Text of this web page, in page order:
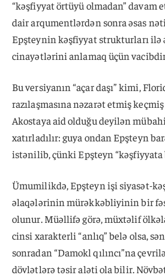
“kəşfiyyat örtüyü olmadan” davam
dair arqumentlərdən sonra əsas
Epşteynin kəşfiyyat strukturları ilə
cinayətlərini anlamaq üçün
Bu versiyanın “açar daşı” kimi,
razılaşmasına nəzarət etmiş
Akostaya aid olduğu deyilən
xatırladılır: guya ondan Epşteyn
istənilib, çünki Epşteyn “kəşfiyyata
Ümumilikdə, Epşteyn işi siyasət-
əlaqələrinin mürəkkəbliyinin bir
olunur. Müəllifə görə, müxtəlif
cinsi xarakterli “anlıq” belə olsa,
sonradan “Damokl qılıncı”na
dövlətlərə təsir aləti ola bilir.